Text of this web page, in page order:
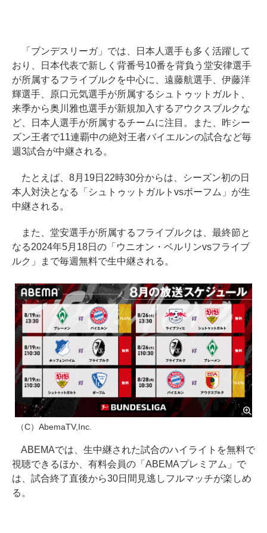
「ブンデスリーガ」では、日本人選手も多く活躍して
おり、日本代表で新しく背番号10番を背負う堂安律選手
が所属するフライブルクを中心に、遠藤航選手、伊藤洋
輝選手、原口元気選手が所属するシュトゥットガルト、
来季から奥川雅也選手が新規加入するアウクスブルクな
ど、日本人選手が所属するチームに注目。また、昨シー
ズン王者で11連覇中の絶対王者バイエルンの試合など毎
週3試合が中継される。
たとえば、8月19日22時30分からは、シーズン初の日
本人対決となる「シュトゥットガルトvsボーフム」が生
中継される。
また、堂安選手が所属するフライブルクは、最終節と
なる2024年5月18日の「ウニオン・ベルリンvsフライブ
ルク」まで毎週無料で生中継される。
（C）AbemaTV,Inc.
ABEMAでは、生中継された試合のハイライトを無料で
視聴できるほか、有料会員の「ABEMAプレミアム」で
は、試合終了直後から30日間見逃しフルマッチが楽しめ
る。